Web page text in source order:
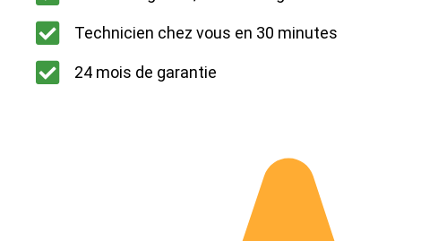
Technicien chez vous en 30 minutes
24 mois de garantie